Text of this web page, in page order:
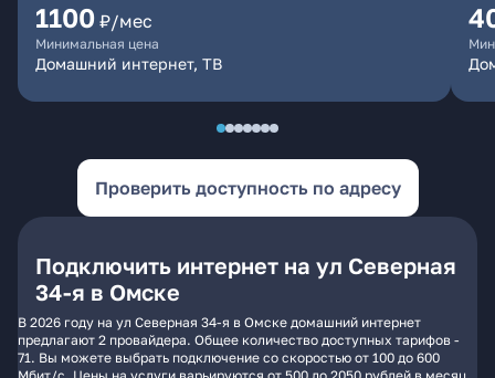
1100 ₽/мес
Минимальная цена
Домашний интернет, ТВ
Проверить доступность по адресу
Подключить интернет на ул Северная
34-я в Омске
В 2026 году на ул Северная 34-я в Омске домашний интернет
предлагают 2 провайдера. Общее количество доступных тарифов -
71. Вы можете выбрать подключение со скоростью от 100 до 600